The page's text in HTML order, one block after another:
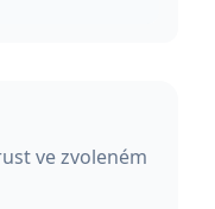
ve zvoleném